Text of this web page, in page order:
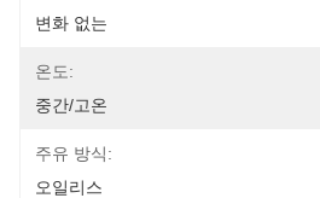
변화 없는
온도:
중간/고온
주유 방식:
오일리스